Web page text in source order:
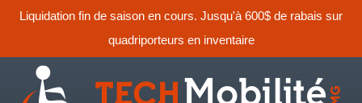
Liquidation fin de saison en cours. Jusqu'à 600$ de rabais sur
quadriporteurs en inventaire